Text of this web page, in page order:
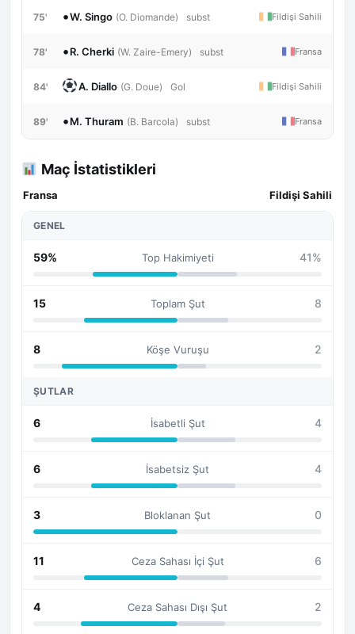
75' •W. Singo (O. Diomande) subst Fildişi Sahili
78' •R. Cherki (W. Zaire-Emery) subst Fransa
84' A. Diallo (G. Doue) Gol Fildişi Sahili
89' •M. Thuram (B. Barcola) subst Fransa
Maç İstatistikleri
Fransa Fildişi Sahili
GENEL
59% Top Hakimiyeti 41%
15 Toplam Şut 8
8 Köşe Vuruşu 2
ŞUTLAR
6 İsabetli Şut 4
6 İsabetsiz Şut 4
3 Bloklanan Şut 0
11 Ceza Sahası İçi Şut 6
4 Ceza Sahası Dışı Şut 2